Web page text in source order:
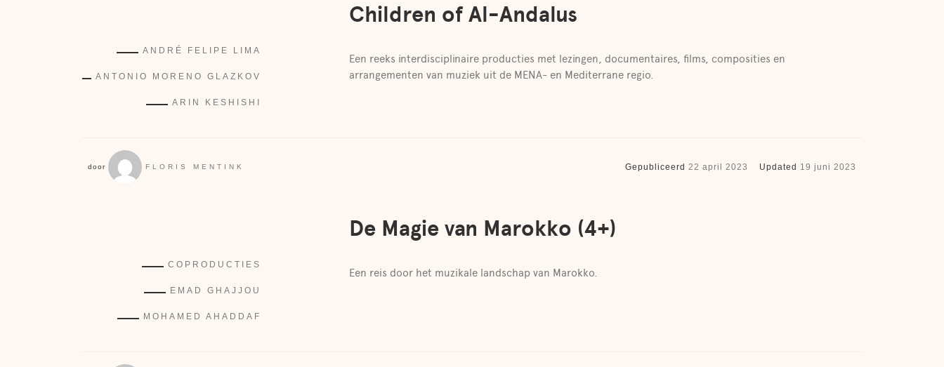
Children of Al-Andalus
ANDRÉ FELIPE LIMA
ANTONIO MORENO GLAZKOV
ARIN KESHISHI
Een reeks interdisciplinaire producties met lezingen, documentaires, films, composities en
arrangementen van muziek uit de MENA- en Mediterrane regio.
door FLORIS MENTINK Gepubliceerd 22 april 2023 Updated 19 juni 2023
De Magie van Marokko (4+)
COPRODUCTIES
EMAD GHAJJOU
MOHAMED AHADDAF
Een reis door het muzikale landschap van Marokko.